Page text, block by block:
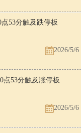
53分触及跌停板
2026/5/6
点53分触及涨停板
2026/5/6